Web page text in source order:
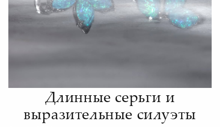
Длинные серьги и
выразительные силуэты